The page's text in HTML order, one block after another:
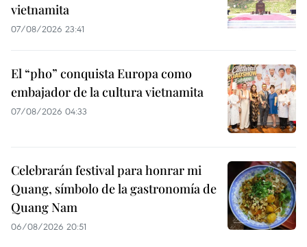
vietnamita
07/08/2026 23:41
El “pho” conquista Europa como
embajador de la cultura vietnamita
07/08/2026 04:33
Celebrarán festival para honrar mi
Quang, símbolo de la gastronomía de
Quang Nam
06/08/2026 20:51